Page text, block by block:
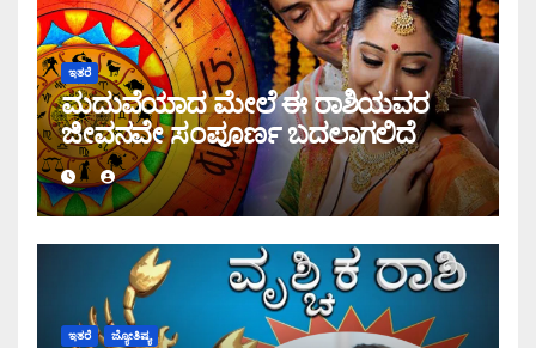
ಇತರೆ
ಮದುವೆಯಾದ ಮೇಲೆ ಈ ರಾಶಿಯವರ
ಜೀವನವೇ ಸಂಪೂರ್ಣ ಬದಲಾಗಲಿದೆ
ಇತರೆ ಜ್ಯೋತಿಷ್ಯ